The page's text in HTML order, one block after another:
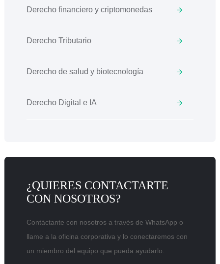
Derecho financiero y criptomonedas
Derecho Tributario
Derecho de salud y biotecnología
Derecho Digital e IA
¿QUIERES CONTACTARTE
CON NOSOTROS?
Contáctante con nosotros a través de WhatsApp o
llame a la oficina corporativa y lo conectaremos con
un miembro del equipo que pueda ayudarlo.